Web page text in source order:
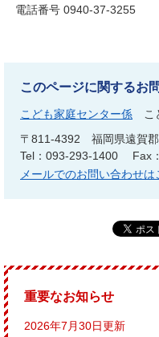
電話番号 0940-37-3255
このページに関するお
こども家庭センター係
こ
〒811-4392
福岡県遠賀
Tel：093-293-1400
Fax
メールでのお問い合わせは
重要なお知らせ
2026年7月30日更新